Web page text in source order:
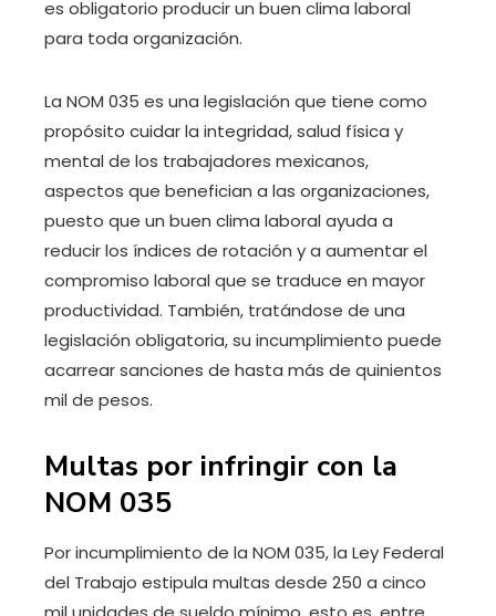
es obligatorio producir un buen clima laboral
para toda organización.
La NOM 035 es una legislación que tiene como
propósito cuidar la integridad, salud física y
mental de los trabajadores mexicanos,
aspectos que benefician a las organizaciones,
puesto que un buen clima laboral ayuda a
reducir los índices de rotación y a aumentar el
compromiso laboral que se traduce en mayor
productividad. También, tratándose de una
legislación obligatoria, su incumplimiento puede
acarrear sanciones de hasta más de quinientos
mil de pesos.
Multas por infringir con la
NOM 035
Por incumplimiento de la NOM 035, la Ley Federal
del Trabajo estipula multas desde 250 a cinco